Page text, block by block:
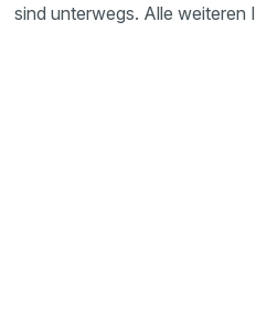
sind unterwegs. Alle